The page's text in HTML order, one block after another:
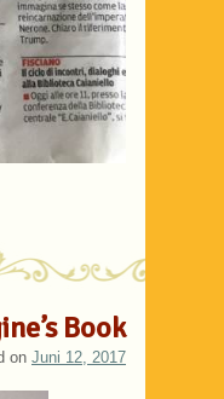
Book
on Juni 12, 2017